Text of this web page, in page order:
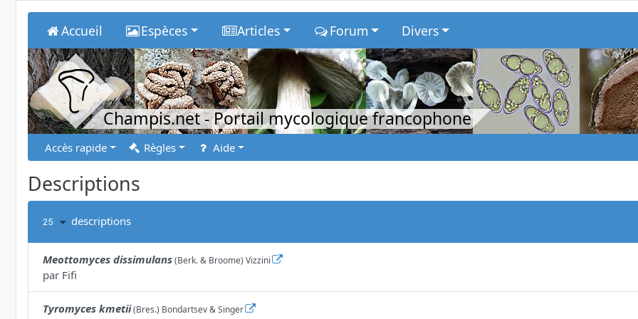
Accueil Espèces Articles Forum Divers
Champis.net- Portail mycologique francophone
Accès rapide Règles Aide
Descriptions
25 descriptions
Meottomyces dissimulans(Berk. & Broome) Vizzini
par Fifi
Tyromyces kmetii(Bres.) Bondartsev & Singer